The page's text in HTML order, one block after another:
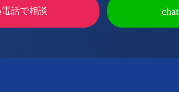
電話で相談 chat